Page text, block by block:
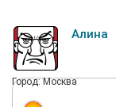
сборщик и
началось. А нет,
опытом. Шкафы
Алексею
повышенной
скрупулезно
Алина
Город: Москва